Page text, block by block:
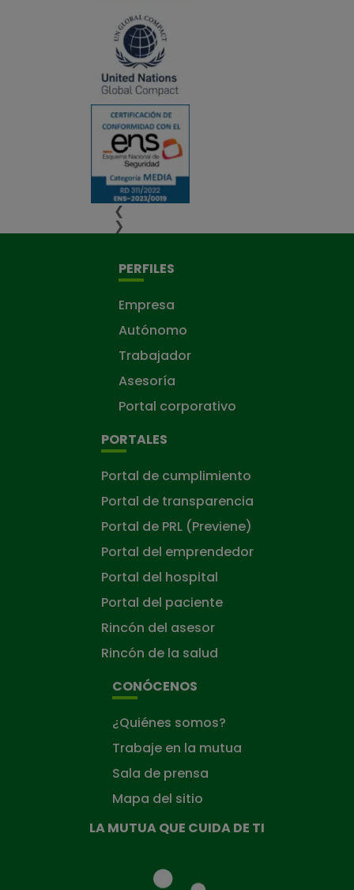
❮
❯
PERFILES
Empresa
Autónomo
Trabajador
Asesoría
Portal corporativo
PORTALES
Portal de cumplimiento
Portal de transparencia
Portal de PRL (Previene)
Portal del emprendedor
Portal del hospital
Portal del paciente
Rincón del asesor
Rincón de la salud
CONÓCENOS
¿Quiénes somos?
Trabaje en la mutua
Sala de prensa
Mapa del sitio
LA MUTUA QUE CUIDA DE TI
Mutua